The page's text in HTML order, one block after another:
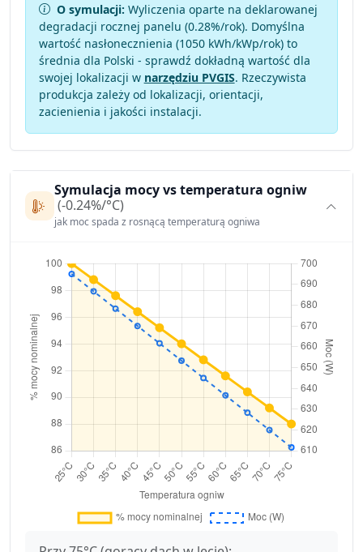
O symulacji: Wyliczenia oparte na deklarowanej
degradacji rocznej panelu (0.28%/rok). Domyślna
wartość nasłonecznienia (1050 kWh/kWp/rok) to
średnia dla Polski - sprawdź dokładną wartość dla
swojej lokalizacji w narzędziu PVGIS. Rzeczywista
produkcja zależy od lokalizacji, orientacji,
zacienienia i jakości instalacji.
Symulacja mocy vs temperatura ogniw
(-0.24%/°C)
jak moc spada z rosnącą temperaturą ogniwa